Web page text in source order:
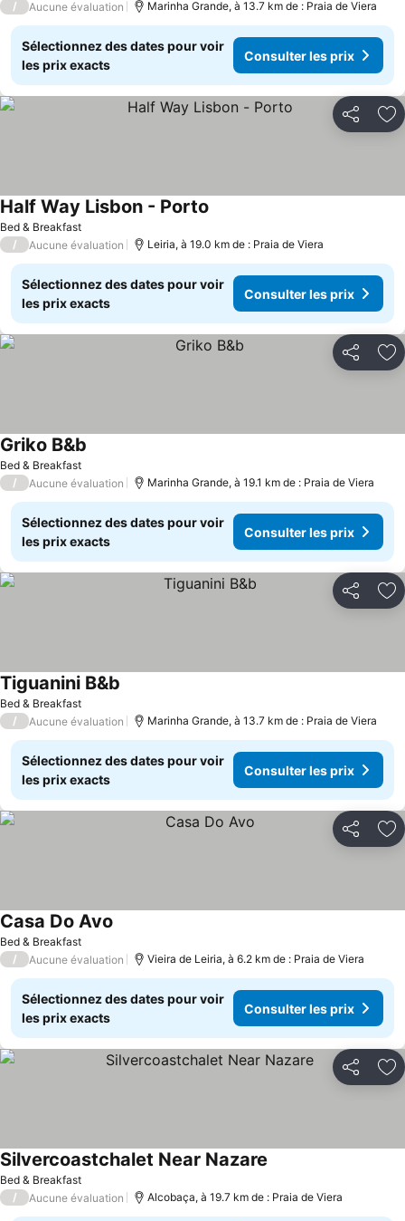
/ Aucune évaluation Marinha Grande, à 13.7 km de : Praia de Viera
Sélectionnez des dates pour voir
les prix exacts
Consulter les prix
Partager
Bed & Breakfast
Half Way Lisbon - Porto
/ Aucune évaluation Leiria, à 19.0 km de : Praia de Viera
Sélectionnez des dates pour voir
les prix exacts
Consulter les prix
Partager
Bed & Breakfast
Griko B&b
/ Aucune évaluation Marinha Grande, à 19.1 km de : Praia de Viera
Sélectionnez des dates pour voir
les prix exacts
Consulter les prix
Partager
Bed & Breakfast
Tiguanini B&b
/ Aucune évaluation Marinha Grande, à 13.7 km de : Praia de Viera
Sélectionnez des dates pour voir
les prix exacts
Consulter les prix
Partager
Bed & Breakfast
Casa Do Avo
/ Aucune évaluation Vieira de Leiria, à 6.2 km de : Praia de Viera
Sélectionnez des dates pour voir
les prix exacts
Consulter les prix
Partager
Bed & Breakfast
Silvercoastchalet Near Nazare
/ Aucune évaluation Alcobaça, à 19.7 km de : Praia de Viera